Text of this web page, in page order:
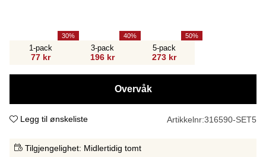
1-pack
77 kr
30
3-pack
196 kr
40
5-pack
273 kr
50
Overvåk
Legg til ønskeliste Artikkelnr:316590-SET5
Tilgjengelighet: Midlertidig tomt